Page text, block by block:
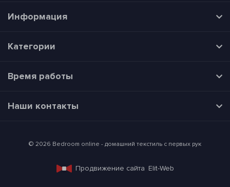
Информация
Категории
Время работы
Наши контакты
© 2026 Bedroom online - домашний текстиль с первых рук
Продвижение сайта Elit-Web